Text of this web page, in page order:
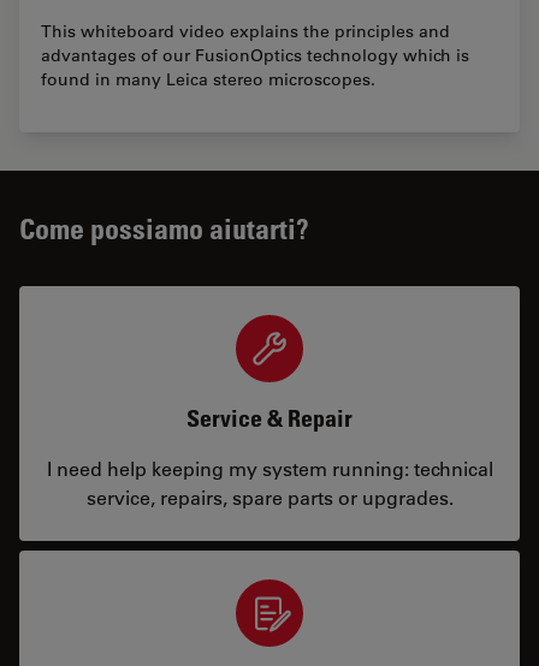
This whiteboard video explains the principles and
advantages of our FusionOptics technology which is
found in many Leica stereo microscopes.
Come possiamo aiutarti?
Service & Repair
I need help keeping my system running: technical
service, repairs, spare parts or upgrades.